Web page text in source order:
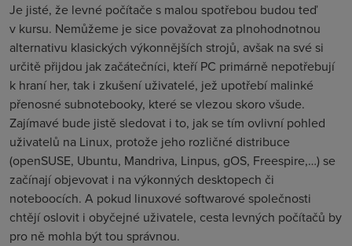
Je jisté, že levné počítače s malou spotřebou budou teď
v kursu. Nemůžeme je sice považovat za plnohodnotnou
alternativu klasických výkonnějších strojů, avšak na své si
určitě přijdou jak začátečníci, kteří PC primárně nepotřebují
k hraní her, tak i zkušení uživatelé, jež upotřebí malinké
přenosné subnotebooky, které se vlezou skoro všude.
Zajímavé bude jistě sledovat i to, jak se tím ovlivní pohled
uživatelů na Linux, protože jeho rozličné distribuce
(openSUSE, Ubuntu, Mandriva, Linpus, gOS, Freespire,…) se
začínají objevovat i na výkonných desktopech či
noteboocích. A pokud linuxové softwarové společnosti
chtějí oslovit i obyčejné uživatele, cesta levných počítačů by
pro ně mohla být tou správnou.